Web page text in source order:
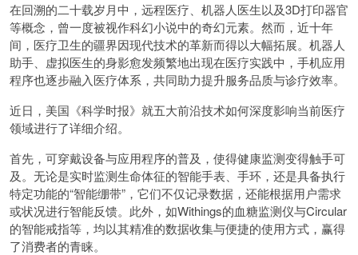
在回溯的二十载岁月中，远程医疗、机器人医生以及3D打印器官
等概念，曾一度被视作科幻小说中的奇幻元素。然而，近十年
间，医疗卫生的疆界因现代技术的革新而得以大幅拓展。机器人
助手、虚拟医生的身影愈发频繁地出现在医疗实践中，手机应用
程序也逐步融入医疗体系，共同助力提升服务品质与诊疗效率。
近日，美国《科学时报》就五大前沿技术如何深度影响当前医疗
领域进行了详细介绍。
首先，可穿戴设备与应用程序的普及，使得健康监测变得触手可
及。无论是实时监测生命体征的智能手表、手环，还是具备执行
特定功能的“智能绷带”，它们不仅记录数据，还能根据用户需求
或状况进行智能反馈。此外，如Withings的血糖监测仪与Circular
的智能戒指等，均以其精准的数据收集与便捷的使用方式，赢得
了消费者的青睐。